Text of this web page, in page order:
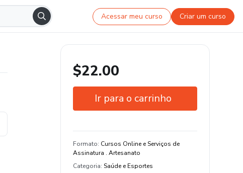
Acessar meu curso Criar um curso
$22.00
Ir para o carrinho
Estude do seu jeito e em qualquer
dispositivo
Formato: Cursos Online e Serviços de
Assinatura . Artesanato
Categoria: Saúde e Esportes